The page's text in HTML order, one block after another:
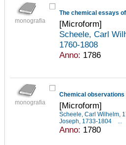
monografia
The chemical essays
[Microform]
Scheele, Carl
1760-1808
Anno: 1786
monografia
Chemical
[Microform]
Scheele, Carl Wilhelm,
Joseph, 1733-1804
...
Anno: 1780